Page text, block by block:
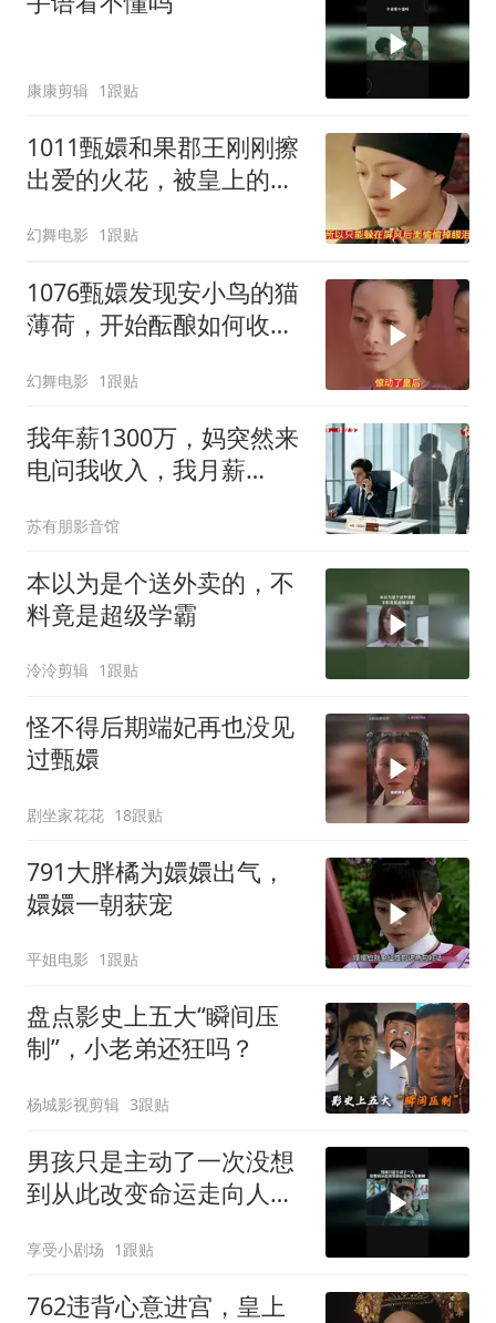
康康剪辑 1跟贴
1011甄嬛和果郡王刚刚擦
出爱的火花，被皇上的到
幻舞电影 1跟贴
1076甄嬛发现安小鸟的猫
薄荷，开始酝酿如何收拾
幻舞电影 1跟贴
我年薪1300万，妈突然来
电问我收入，我月薪
苏有朋影音馆
本以为是个送外卖的，不
料竟是超级学霸
泠泠剪辑 1跟贴
怪不得后期端妃再也没见
过甄嬛
剧坐家花花 18跟贴
791大胖橘为嬛嬛出气，
嬛嬛一朝获宠
平姐电影 1跟贴
盘点影史上五大“瞬间压
制”，小老弟还狂吗？
杨城影视剪辑 3跟贴
男孩只是主动了一次没想
到从此改变命运走向人生
享受小剧场 1跟贴
762违背心意进宫，皇上